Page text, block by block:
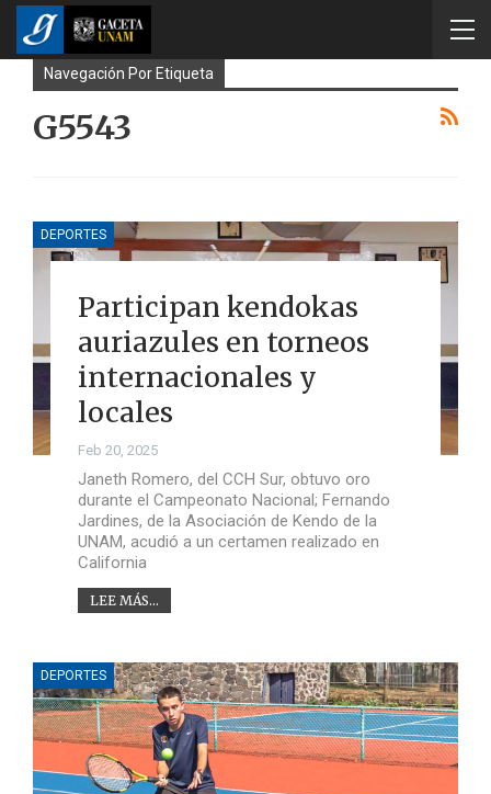
Navegación Por Etiqueta
G5543
DEPORTES
Participan kendokas
auriazules en torneos
internacionales y
locales
Feb 20, 2025
Janeth Romero, del CCH Sur, obtuvo oro
durante el Campeonato Nacional; Fernando
Jardines, de la Asociación de Kendo de la
UNAM, acudió a un certamen realizado en
California
LEE MÁS...
DEPORTES